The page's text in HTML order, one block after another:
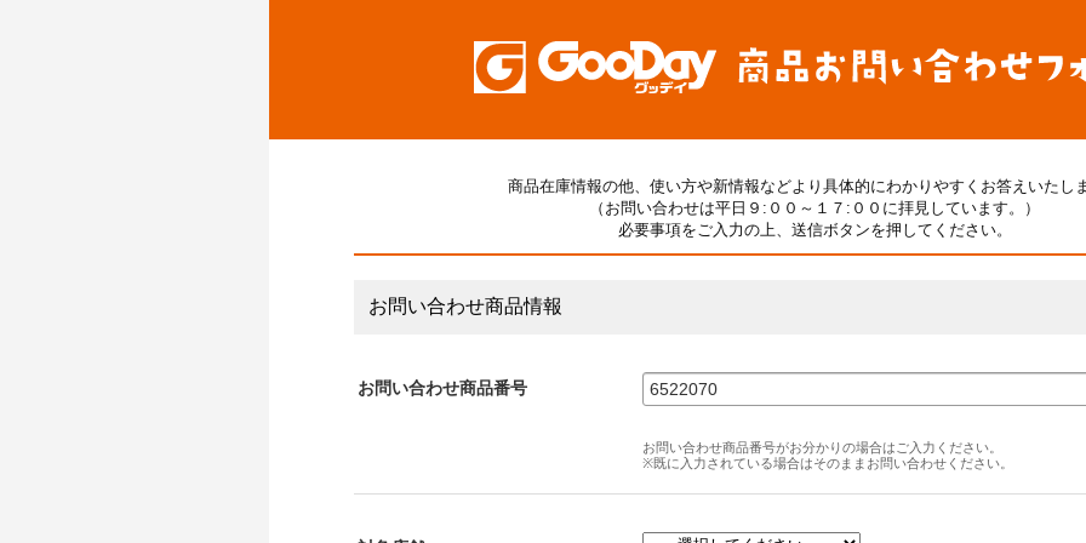
商品在庫情報の他、使い方や新情報などより具体的にわかりやすくお答えいたし
（お問い合わせは平日９:００～１７:００に拝見しています。）
必要事項をご入力の上、送信ボタンを押してください。
お問い合わせ商品情報
お問い合わせ商品番号
お問い合わせ商品番号がお分かりの場合はご入力ください。
※既に入力されている場合はそのままお問い合わせください。